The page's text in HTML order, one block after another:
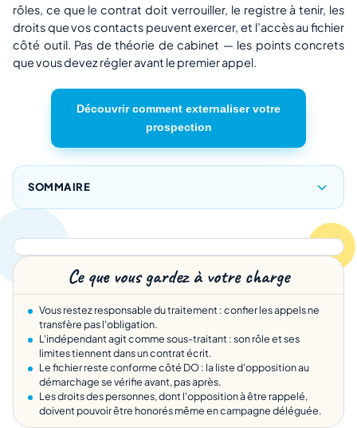
rôles, ce que le contrat doit verrouiller, le registre à tenir, les
droits que vos contacts peuvent exercer, et l’accès au fichier
côté outil. Pas de théorie de cabinet — les points concrets
que vous devez régler avant le premier appel.
Découvrir comment externaliser votre
prospection
SOMMAIRE
Ce que vous gardez à votre charge
Vous restez responsable du traitement : confier les appels ne
transfère pas l'obligation.
L'indépendant agit comme sous-traitant : son rôle et ses
limites tiennent dans un contrat écrit.
Le fichier reste conforme côté DO : la liste d'opposition au
démarchage se vérifie avant, pas après.
Les droits des personnes, dont l'opposition à être rappelé,
doivent pouvoir être honorés même en campagne déléguée.